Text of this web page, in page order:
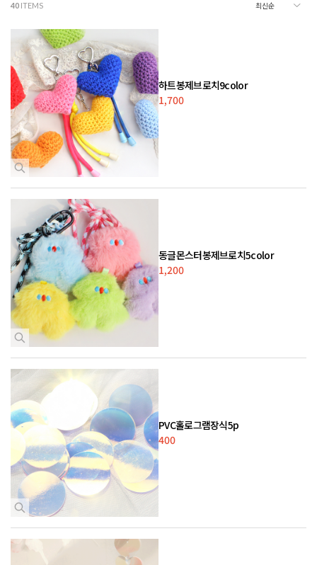
40 ITEMS
하트봉제브로치9color
1,700
동글몬스터봉제브로치5color
1,200
PVC홀로그램장식5p
400